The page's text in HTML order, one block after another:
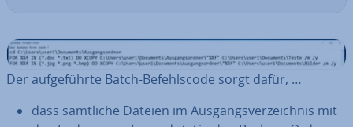
Der auf­ge­führ­te Batch-Be­fehls­code sorgt dafür, …
dass sämtliche Dateien im Aus­gangs­ver­zeich­nis mit